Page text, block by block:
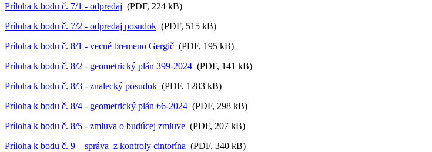
Príloha k bodu č. 7/1 - odpredaj (PDF, 224 kB)
Príloha k bodu č. 7/2 - odpredaj posudok (PDF, 515 kB)
Príloha k bodu č. 8/1 - vecné bremeno Gergič (PDF, 195 kB)
Príloha k bodu č. 8/2 - geometrický plán 399-2024 (PDF, 141 kB)
Príloha k bodu č. 8/3 - znalecký posudok (PDF, 1283 kB)
Príloha k bodu č. 8/4 - geometrický plán 66-2024 (PDF, 298 kB)
Príloha k bodu č. 8/5 - zmluva o budúcej zmluve (PDF, 207 kB)
Príloha k bodu č. 9 – správa z kontroly cintorína (PDF, 340 kB)